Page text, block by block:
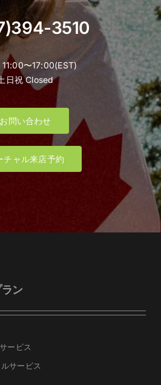
3510
11:00〜17:00(EST)
日祝 Closed
お問い合わせ
チャル来店予約
ン
ービス
サービス